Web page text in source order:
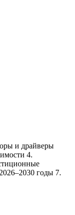
и драйверы
4.
годы 7.